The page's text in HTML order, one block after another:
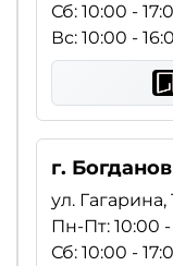
Сб: 10:00 -
Вс: 10:00 -
г.
ул. Гагарина,
Пн-Пт: 10:00 -
Сб: 10:00 -